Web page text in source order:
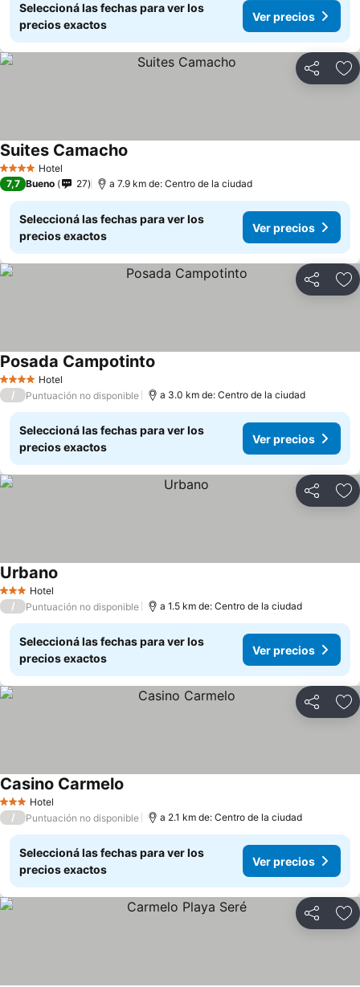
Seleccioná las fechas para ver los
precios exactos
Ver precios
Compartir
4 EstrellasHotel
Suites Camacho
7,7 Bueno 27 a 7.9 km de: Centro de la ciudad
Seleccioná las fechas para ver los
precios exactos
Ver precios
Compartir
4 EstrellasHotel
Posada Campotinto
/ Puntuación no disponible a 3.0 km de: Centro de la ciudad
Seleccioná las fechas para ver los
precios exactos
Ver precios
Compartir
3 Estrellas
Hotel
Urbano
/ Puntuación no disponible a 1.5 km de: Centro de la ciudad
Seleccioná las fechas para ver los
precios exactos
Ver precios
Compartir
3 Estrellas
Hotel
Casino Carmelo
/ Puntuación no disponible a 2.1 km de: Centro de la ciudad
Seleccioná las fechas para ver los
precios exactos
Ver precios
Compartir